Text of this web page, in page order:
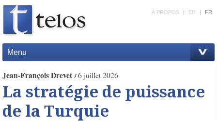
Menu
À PROPOS | EN | FR
Jean-François Drevet 6 juillet 2026
La stratégie de puissance
de la Turquie